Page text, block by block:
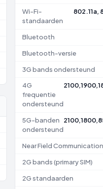
Wi-Fi-
standaarden
802.11a,
Bluetooth
Bluetooth-versie
3G bands ondersteund
4G
frequentie
ondersteund
5G-banden
ondersteund
Near Field Communication
2G bands (primary SIM)
2G standaarden